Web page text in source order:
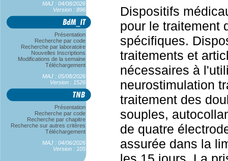
MAJ : 04/08/2026
Version : 896
Présentation
Recherche par code
Recherche par laboratoire
Nouvelles Inscriptions
Modifications de la semaine
Téléchargement
MAJ : 05/08/2026
Version : 1526
Présentation
Recherche par code
Recherche par chapitre
Recherche sur autres critères
Téléchargement
MAJ : 04/06/2026
Version : 105
Dispositifs
pour le traitement
spécifiques.
traitements et
nécessaires à
neurostimulation
traitement des
souples,
de quatre
assurée dans la